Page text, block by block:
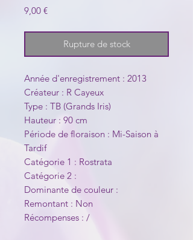
9,00 €Prix
Rupture de stock
Année d'enregistrement : 2013
Créateur : R Cayeux
Type : TB (Grands Iris)
Hauteur : 90 cm
Période de floraison : Mi-Saison à
Tardif
Catégorie 1 : Rostrata
Catégorie 2 :
Dominante de couleur :
Remontant : Non
Récompenses : /